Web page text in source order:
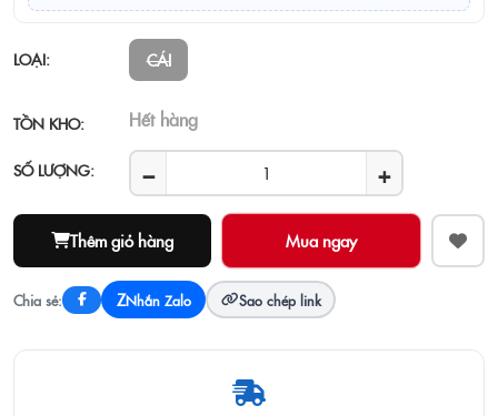
LOẠI: CÁI
TỒN KHO: Hết hàng
SỐ LƯỢNG: − +
Thêm giỏ hàng
Chia sẻ: ZNhắn Zalo Sao chép link